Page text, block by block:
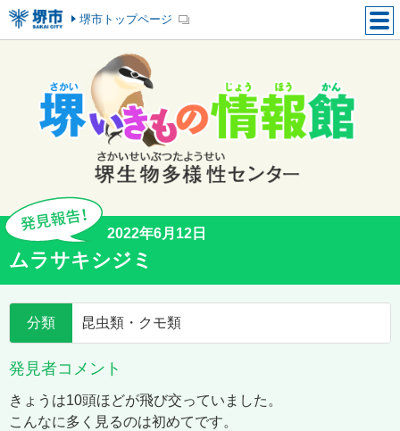
堺市トップページ
2022年6月12日
ムラサキシジミ
分類 昆虫類・クモ類
発見者コメント
きょうは10頭ほどが飛び交っていました。
こんなに多く見るのは初めてです。